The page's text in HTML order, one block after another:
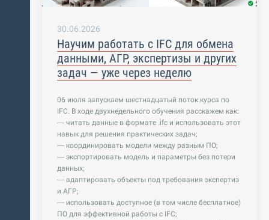
30.06.2026
Научим работать с IFC для обмена
данными, АГР, экспертизы и других
задач — уже через неделю
06 июля запускаем шестнадцатый поток курса по
IFC. В ходе двухнедельного обучения расскажем как:
— читать данные в формате .ifc и использовать этот
навык для решения практических задач;
— координировать модели между разным ПО;
— экспортировать модель и параметры без потери
данных;
— адаптировать объекты под требования экспертиз
и АГР;
— использовать доступное (в том числе бесплатное)
ПО для эффективной работы с IFC;